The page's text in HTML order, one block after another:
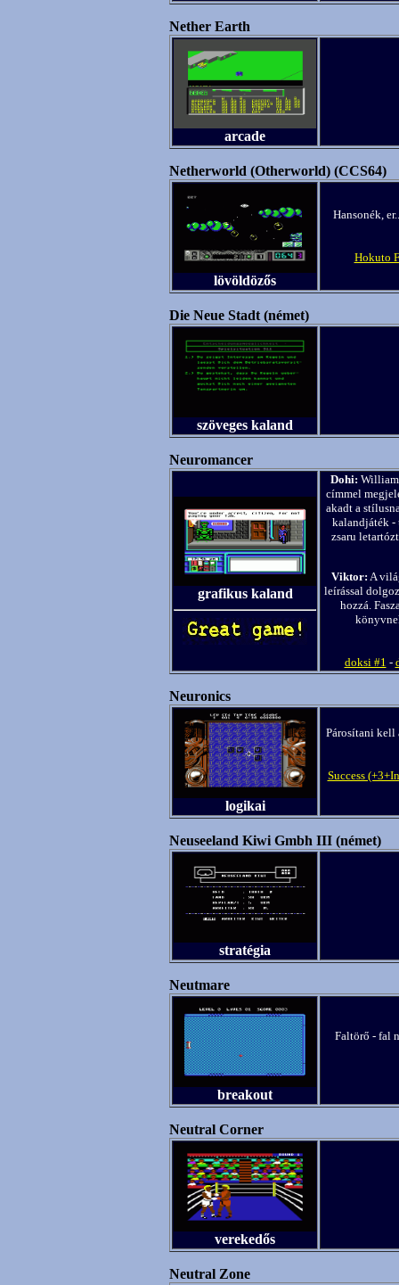
Nether Earth
arcade
Netherworld (Otherworld) (CCS64)
lövöldözős
Hansonék,
Hokuto
Die Neue Stadt (német)
szöveges kaland
Neuromancer
grafikus kaland
Dohi: William
címmel
akadt a
kalandjáték -
zsaru
Viktor: A
leírással
hozzá.
doksi #1 -
Neuronics
logikai
Párosítani kell
Success
Neuseeland Kiwi Gmbh III (német)
stratégia
Neutmare
breakout
Faltörő - fal
Neutral Corner
verekedős
Neutral Zone